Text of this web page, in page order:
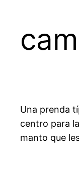
Una prenda
centro para
manto que